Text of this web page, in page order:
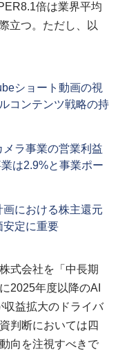
倍は業界平均
立つ。ただし、以
ショート動画の視
コンテンツ戦略の持
メラ事業の営業利益
は2.9%と事業ポー
画における株主還元
安定に重要
式会社を「中長期
2025年度以降のAI
益拡大のドライバ
判断においては四
向を注視すべきで